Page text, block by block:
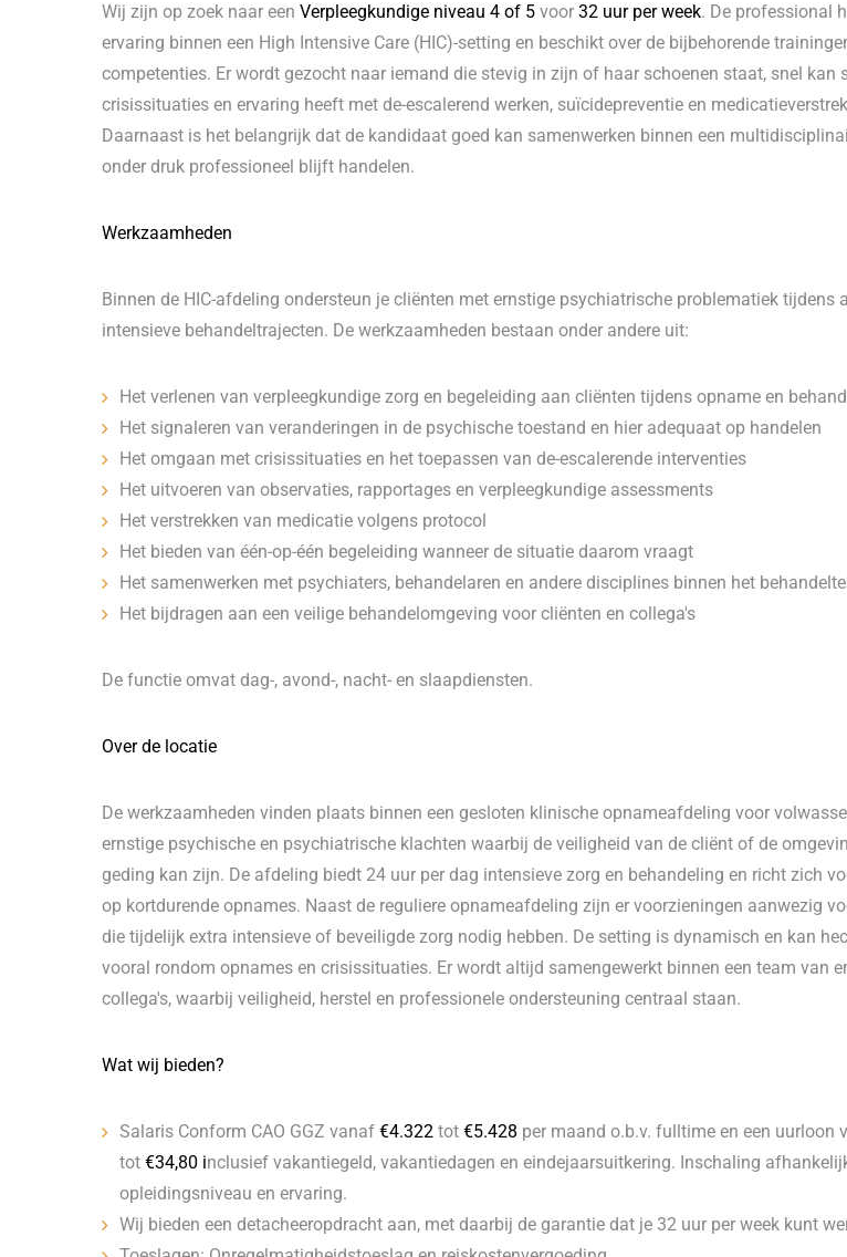
Wij zijn op zoek naar een Verpleegkundige niveau 4 of 5 voor 32 uur perweek. De professional
ervaring binnen een High Intensive Care (HIC)-setting en beschikt over de bijbehorende
competenties. Er wordt gezocht naar iemand die stevig in zijn of haar schoenen staat, snel kan
crisissituaties en ervaring heeft met de-escalerend werken, suïcidepreventie en
Daarnaast is het belangrijk dat de kandidaat goed kan samenwerken binnen een
onder druk professioneel blijft handelen.
Werkzaamheden
Binnen de HIC-afdeling ondersteun je cliënten met ernstige psychiatrische problematiek tijdens
intensieve behandeltrajecten. De werkzaamheden bestaan onder andere uit:
Het verlenen van verpleegkundige zorg en begeleiding aan cliënten tijdens opname en
Het signaleren van veranderingen in de psychische toestand en hier adequaat op handelen
Het omgaan met crisissituaties en het toepassen van de-escalerende interventies
Het uitvoeren van observaties, rapportages en verpleegkundige assessments
Het verstrekken van medicatie volgens protocol
Het bieden van één-op-één begeleiding wanneer de situatie daarom vraagt
Het samenwerken met psychiaters, behandelaren en andere disciplines binnen het
Het bijdragen aan een veilige behandelomgeving voor cliënten en collega's
De functie omvat dag-, avond-, nacht- en slaapdiensten.
Over de locatie
De werkzaamheden vinden plaats binnen een gesloten klinische opnameafdeling voor
ernstige psychische en psychiatrische klachten waarbij de veiligheid van de cliënt of de
geding kan zijn. De afdeling biedt 24 uur per dag intensieve zorg en behandeling en richt zich
op kortdurende opnames. Naast de reguliere opnameafdeling zijn er voorzieningen aanwezig
die tijdelijk extra intensieve of beveiligde zorg nodig hebben. De setting is dynamisch en kan
vooral rondom opnames en crisissituaties. Er wordt altijd samengewerkt binnen een team van
collega's, waarbij veiligheid, herstel en professionele ondersteuning centraal staan.
Wat wij bieden?
Salaris Conform CAO GGZ vanaf €4.322 tot €5.428 per maand o.b.v. fulltime en een uurloon
tot €34,80 inclusief vakantiegeld, vakantiedagen en eindejaarsuitkering. Inschaling
opleidingsniveau en ervaring.
Wij bieden een detacheeropdracht aan, met daarbij de garantie dat je 32 uur per week kunt